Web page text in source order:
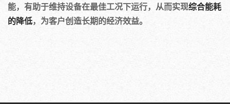
能，有助于维持设备在最佳工况下运行，从而实现综合能耗
的降低，为客户创造长期的经济效益。